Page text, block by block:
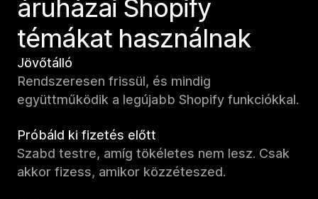
áruházai Shopify
témákat használnak
Jövőtálló
Rendszeresen frissül, és mindig
együttműködik a legújabb Shopify funkciókkal.
Próbáld ki fizetés előtt
Szabd testre, amíg tökéletes nem lesz. Csak
akkor fizess, amikor közzéteszed.